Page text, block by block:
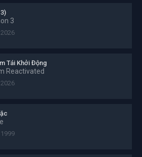
3
2026
Tái Khởi Động
Reactivated
2026
1999